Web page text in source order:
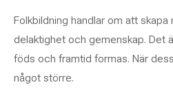
Folkbildning handlar om att
delaktighet och gemenskap. Det
föds och framtid formas. När
något större.